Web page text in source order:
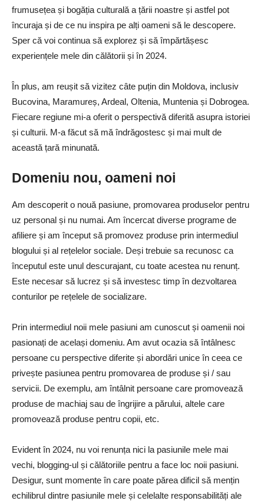
frumusețea și bogăția culturală a țării noastre și astfel pot
încuraja și de ce nu inspira pe alți oameni să le descopere.
Sper că voi continua să explorez și să împărtășesc
experiențele mele din călătorii și în 2024.
În plus, am reușit să vizitez câte puțin din Moldova, inclusiv
Bucovina, Maramureș, Ardeal, Oltenia, Muntenia și Dobrogea.
Fiecare regiune mi-a oferit o perspectivă diferită asupra istoriei
și culturii. M-a făcut să mă îndrăgostesc și mai mult de
această țară minunată.
Domeniu nou, oameni noi
Am descoperit o nouă pasiune, promovarea produselor pentru
uz personal și nu numai. Am încercat diverse programe de
afiliere și am început să promovez produse prin intermediul
blogului și al rețelelor sociale. Deși trebuie sa recunosc ca
începutul este unul descurajant, cu toate acestea nu renunț.
Este necesar să lucrez și să investesc timp în dezvoltarea
conturilor pe rețelele de socializare.
Prin intermediul noii mele pasiuni am cunoscut și oamenii noi
pasionați de același domeniu. Am avut ocazia să întâlnesc
persoane cu perspective diferite și abordări unice în ceea ce
privește pasiunea pentru promovarea de produse și / sau
servicii. De exemplu, am întâlnit persoane care promovează
produse de machiaj sau de îngrijire a părului, altele care
promovează produse pentru copii, etc.
Evident în 2024, nu voi renunța nici la pasiunile mele mai
vechi, blogging-ul și călătoriile pentru a face loc noii pasiuni.
Desigur, sunt momente în care poate părea dificil să mențin
echilibrul dintre pasiunile mele și celelalte responsabilități ale